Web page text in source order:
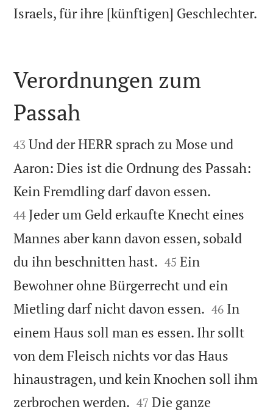
Israels, für ihre [künftigen] Geschlechter.

Verordnungen zum
Passah

43 Und der HERR sprach zu Mose und
Aaron: Dies ist die Ordnung des Passah:
Kein Fremdling darf davon essen.
44 Jeder um Geld erkaufte Knecht eines
Mannes aber kann davon essen, sobald
du ihn beschnitten hast. 

45 Ein
Bewohner ohne Bürgerrecht und ein
Mietling darf nicht davon essen. 

46 In
einem Haus soll man es essen. Ihr sollt
von dem Fleisch nichts vor das Haus
hinaustragen, und kein Knochen soll ihm
zerbrochen werden. 

47 Die ganze